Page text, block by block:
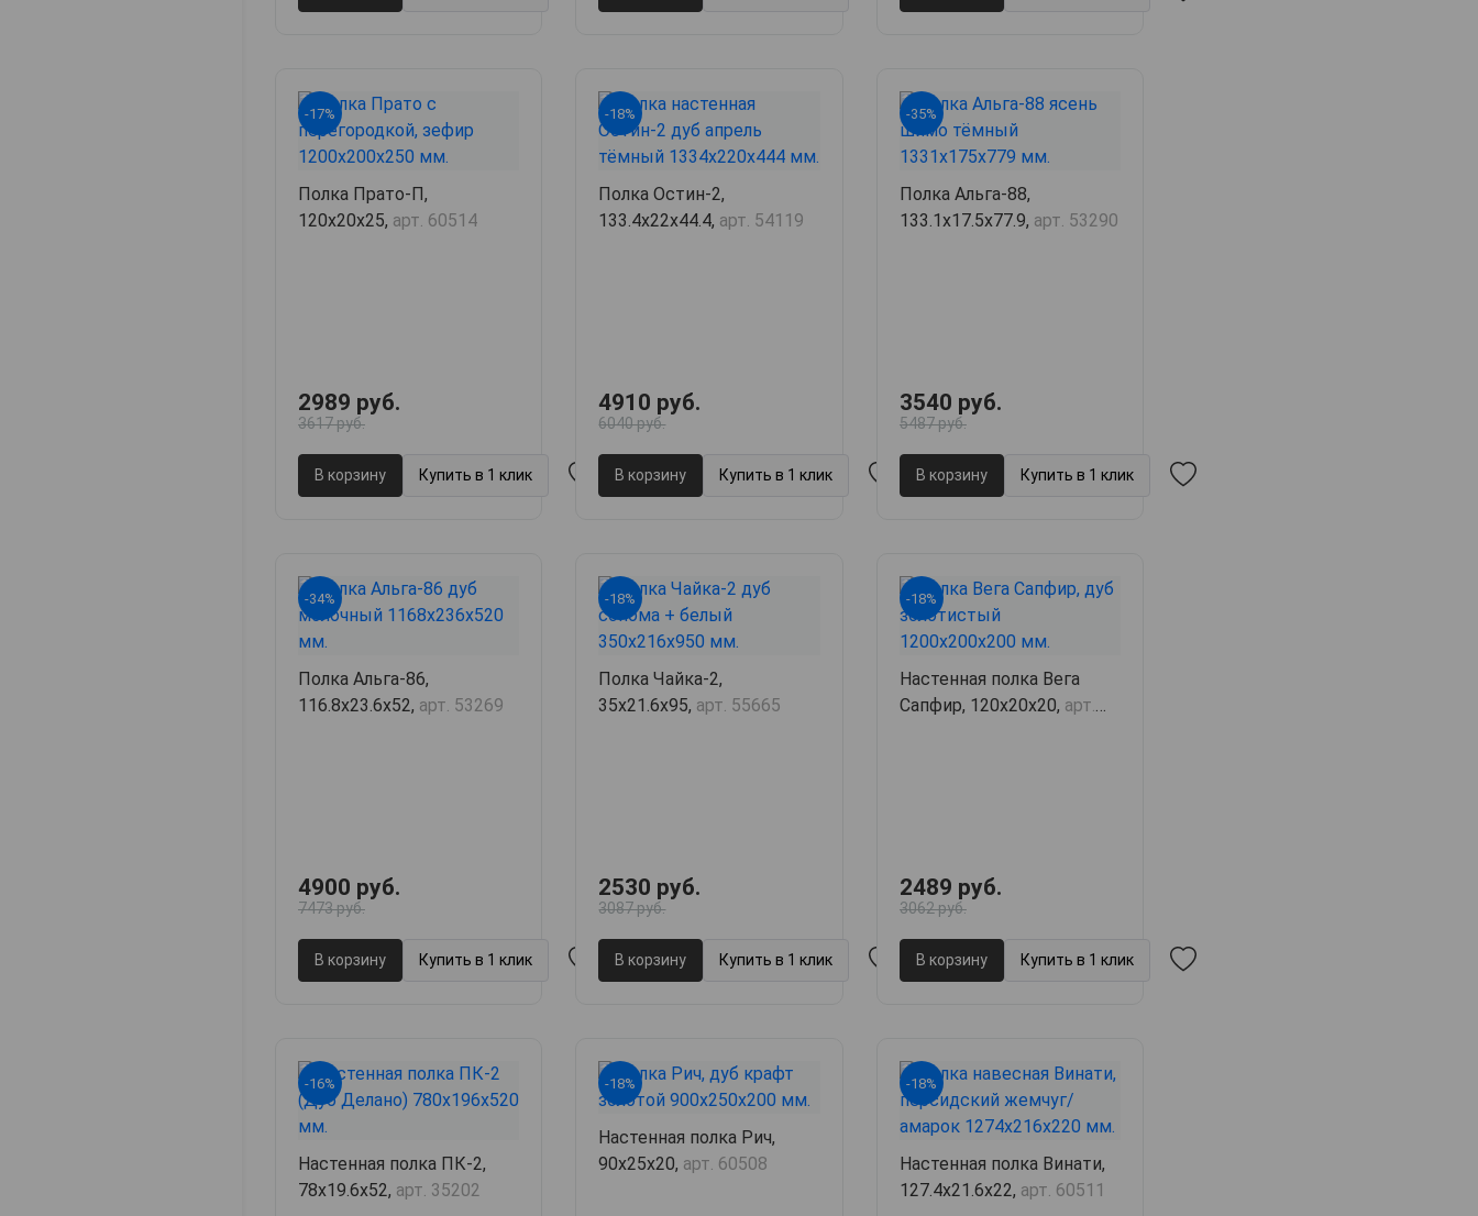
-17%
Полка Прато-П,
120х20х25, арт. 60514
2989 руб.
3617 руб.
В корзину Купить в 1 клик
-18%
Полка Остин-2,
133.4х22х44.4, арт. 54119
4910 руб.
6040 руб.
В корзину Купить в 1 клик
-35%
Полка Альга-88,
133.1х17.5х77.9, арт. 53290
3540 руб.
5487 руб.
В корзину Купить в 1 клик
-34%
Полка Альга-86,
116.8х23.6х52, арт. 53269
4900 руб.
7473 руб.
В корзину Купить в 1 клик
-18%
Полка Чайка-2,
35х21.6х95, арт. 55665
2530 руб.
3087 руб.
В корзину Купить в 1 клик
-18%
Настенная полка Вега
Сапфир, 120х20х20, арт.
2489 руб.
3062 руб.
В корзину Купить в 1 клик
-16%
Настенная полка ПК-2,
78х19.6х52, арт. 35202
-18%
Настенная полка Рич,
90х25х20, арт. 60508
-18%
Настенная полка Винати,
127.4х21.6х22, арт. 60511